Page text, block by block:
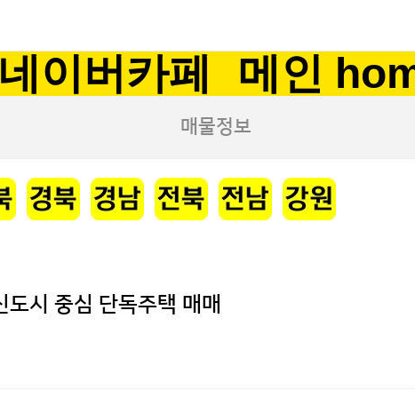
네이버카페 메인
매물정보
시 중심 단독주택 매매